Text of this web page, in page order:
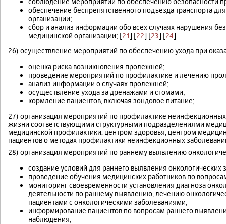
обеспечение беспрепятственного подъезда транспорта
организации;
сбор и анализ информации обо всех случаях нарушения
медицинской организации; [21] [22] [23] [24]
26) осуществление мероприятий по обеспечению ухода при
оценка риска возникновения пролежней;
проведение мероприятий по профилактике и лечению
анализ информации о случаях пролежней;
осуществление ухода за дренажами и стомами;
кормление пациентов, включая зондовое питание;
27) организация мероприятий по профилактике
жизни соответствующими структурными подразделениями
медицинской профилактики, центром здоровья, центром
пациентов о методах профилактики неинфекционных
28) организация мероприятий по раннему выявлению
создание условий для раннего выявления онкологических
проведение обучения медицинских работников по
мониторинг своевременности установления диагноза
деятельности по раннему выявлению, лечению
пациентами с онкологическими заболеваниями;
информирование пациентов по вопросам раннего
наблюдения;